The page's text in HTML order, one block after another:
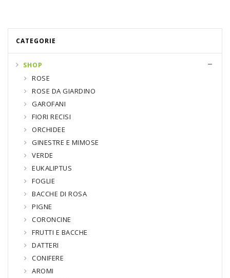
CATEGORIE
SHOP
ROSE
ROSE DA GIARDINO
GAROFANI
FIORI RECISI
ORCHIDEE
GINESTRE E MIMOSE
VERDE
EUKALIPTUS
FOGLIE
BACCHE DI ROSA
PIGNE
CORONCINE
FRUTTI E BACCHE
DATTERI
CONIFERE
AROMI